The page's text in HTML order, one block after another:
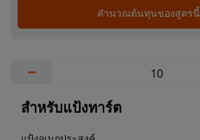
คำนวณต้นทุนของสูตรนี้
−
สำหรับแป้งทาร์ต